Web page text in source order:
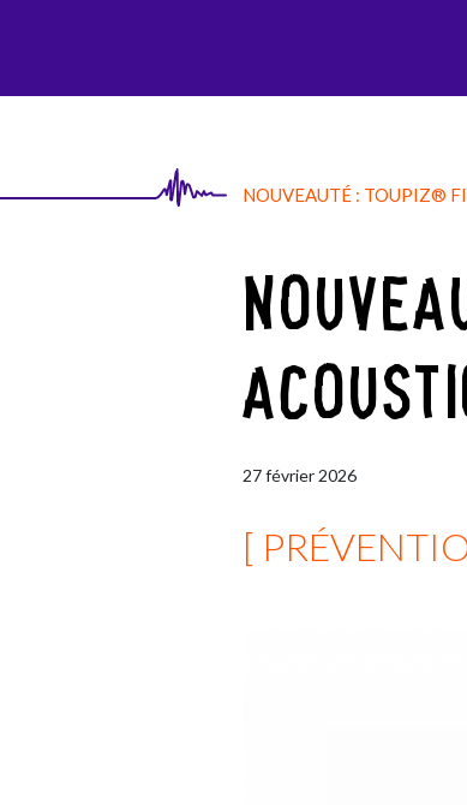
NOUVEAUTÉ : TOUPIZ®
27février 2026
[